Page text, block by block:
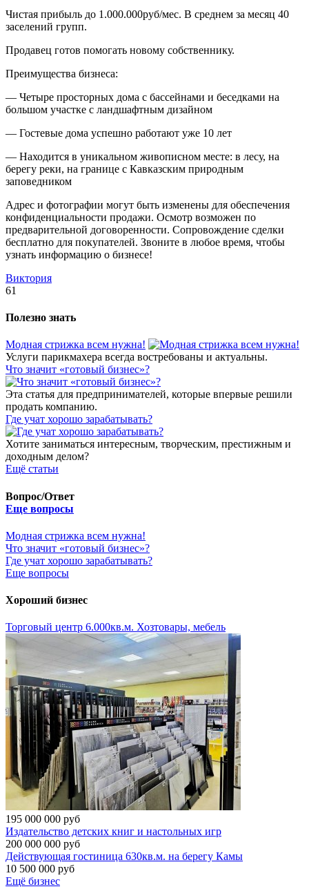
Чистая прибыль до 1.000.000руб/мес. В среднем за месяц 40
заселений групп.
Продавец готов помогать новому собственнику.
Преимущества бизнеса:
— Четыре просторных дома с бассейнами и беседками на
большом участке с ландшафтным дизайном
— Гостевые дома успешно работают уже 10 лет
— Находится в уникальном живописном месте: в лесу, на
берегу реки, на границе с Кавказским природным
заповедником
Адрес и фотографии могут быть изменены для обеспечения
конфиденциальности продажи. Осмотр возможен по
предварительной договоренности. Сопровождение сделки
бесплатно для покупателей. Звоните в любое время, чтобы
узнать информацию о бизнесе!
Виктория
61
Полезно знать
Модная стрижка всем нужна!
Услуги парикмахера всегда востребованы и актуальны.
​Что значит «готовый бизнес»?
Эта статья для предпринимателей, которые впервые решили
продать компанию.
​Где учат хорошо зарабатывать?
Хотите заниматься интересным, творческим, престижным и
доходным делом?
Ещё статьи
Вопрос/Ответ
Еще вопросы
Модная стрижка всем нужна!
​Что значит «готовый бизнес»?
​Где учат хорошо зарабатывать?
Еще вопросы
Хороший бизнес
Торговый центр 6.000кв.м. Хозтовары, мебель
195 000 000 руб
Издательство детских книг и настольных игр
200 000 000 руб
Действующая гостиница 630кв.м. на берегу Камы
10 500 000 руб
Ещё бизнес